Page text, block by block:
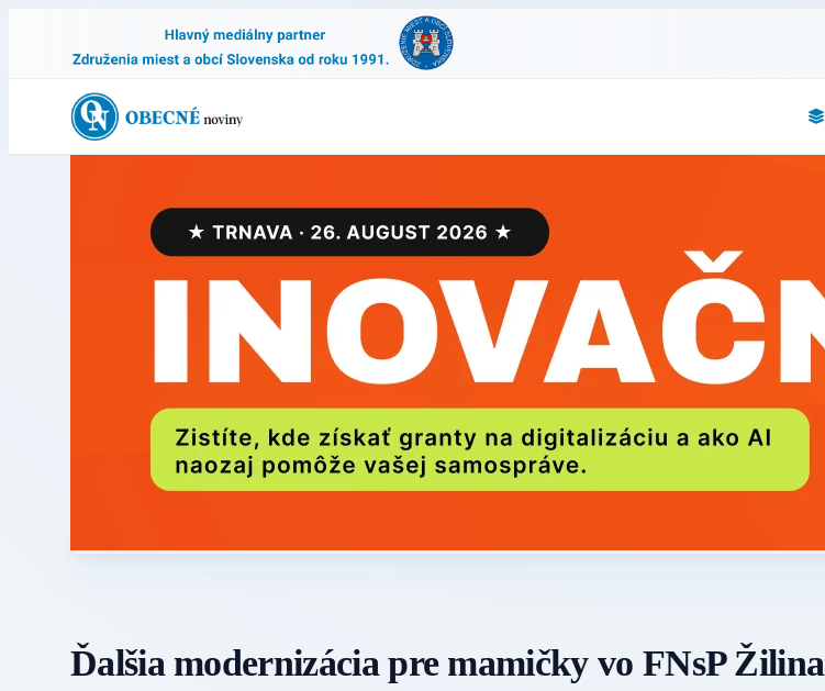
Ďalšia modernizácia pre mamičky vo FNsP Žilina